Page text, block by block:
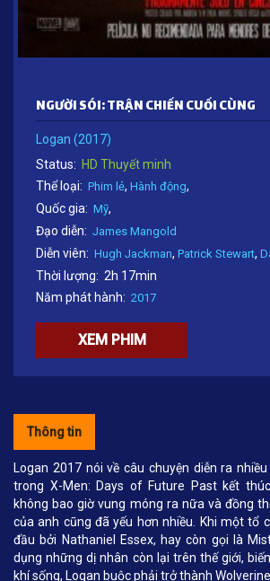
NGƯỜI SÓI: TRẬN CHIẾN CUỐI CÙNG
Logan (2017)
Status: HD Thuyết minh
Thể loại: Phim lẻ, Hành động,
Quốc gia: Mỹ,
Đạo diễn: James Mangold
Diễn viên: Hugh Jackman, Patrick Stewart,
Thời lượng: 2h 17min
Năm phát hành: 2017
XEM PHIM
Thông tin
Logan 2017 nói về câu chuyện diễn ra
trong X-Men: Days of Future Past kết
không bao giờ vung móng ra nữa và đồng
của anh cũng đã yếu hơn nhiều. Khi một tổ
đầu bởi Nathaniel Essex, hay còn gọi là
dụng những dị nhân còn lại trên thế giới,
khí sống, Logan buộc phải trở thành